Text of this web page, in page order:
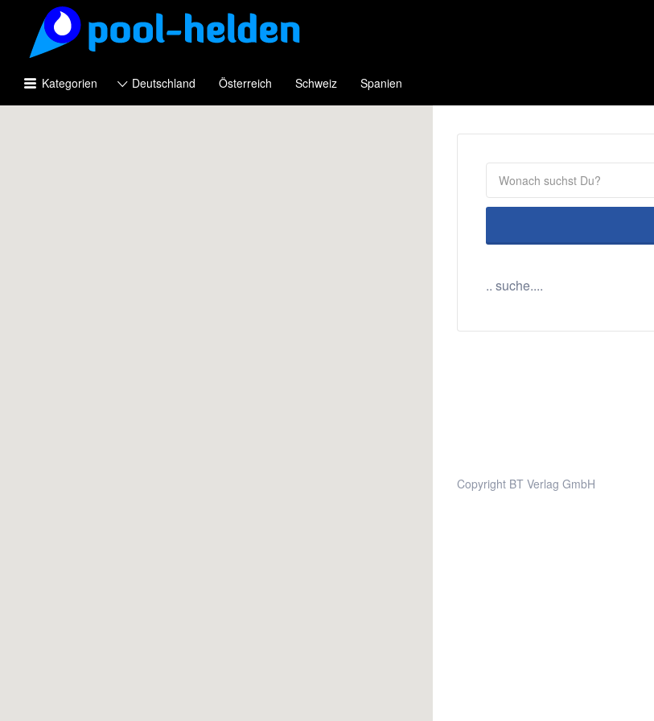
Suchen
nach:
Kategorien Deutschland Österreich Schweiz Spanien
.. suche....
Copyright BT Verlag GmbH